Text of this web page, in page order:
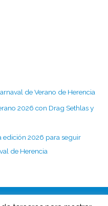
de Verano de Herencia
2026 con Drag Sethlas y
edición 2026 para seguir
de Herencia